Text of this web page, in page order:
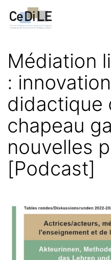
auCeDiLE
Médiation
: innovation
didactique
chapeau
nouvelles
[Podcast]